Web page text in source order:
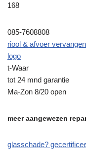
168
085-7608808
riool & afvoer
logo
t-Waar
tot 24 mnd garantie
Ma-Zon 8/20 open
meer aangewezen
glasschade?